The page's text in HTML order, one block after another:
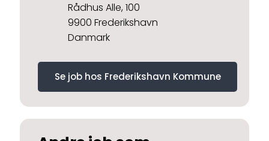
Rådhus Alle, 100
9900 Frederikshavn
Danmark
Se job hos Frederikshavn Kommune